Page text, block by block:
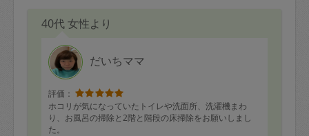
40代 女性より
だいちママ
評価：
ホコリが気になっていたトイレや洗面所、洗濯機まわ
り、お風呂の掃除と2階と階段の床掃除をお願いしまし
た。